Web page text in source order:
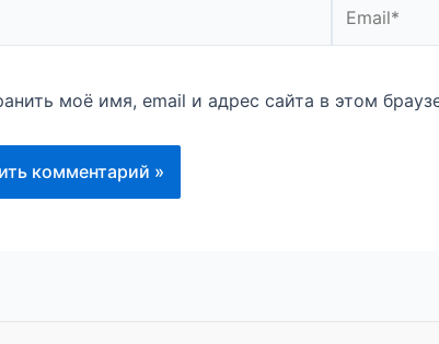
моё имя, email и адрес сайта в этом